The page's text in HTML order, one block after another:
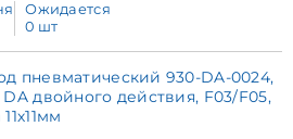
Ожидается
0 шт
пневматический 930-DA-0024,
двойного действия, F03/F05,